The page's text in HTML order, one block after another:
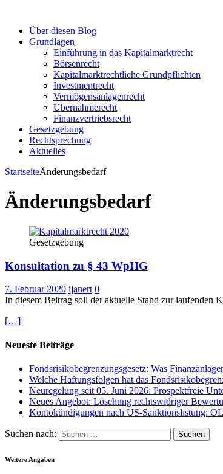
Über diesen Blog
Grundlagen
Einführung in das Kapitalmarktrecht
Börsenrecht
Kapitalmarktrechtliche Grundpflichten
Investmentrecht
Vermögensanlagenrecht
Übernahmerecht
Finanzvertriebsrecht
Gesetzgebung
Rechtsprechung
Aktuelles
StartseiteÄnderungsbedarf
Änderungsbedarf
Gesetzgebung
Konsultation zu § 43 WpHG
7. Februar 2020 ijanert 0
In diesem Beitrag soll der aktuelle Stand zur laufenden
[…]
Neueste Beiträge
Fondsrisikobegrenzungsgesetz: Was
Welche Haftungsfolgen hat das
Neuregelung seit 05. Juni 2026: Prospektfreie
Neues Angebot: Löschung rechtswidriger
Kontokündigungen nach US-Sanktionslistung:
Suchen nach:
Weitere Angaben